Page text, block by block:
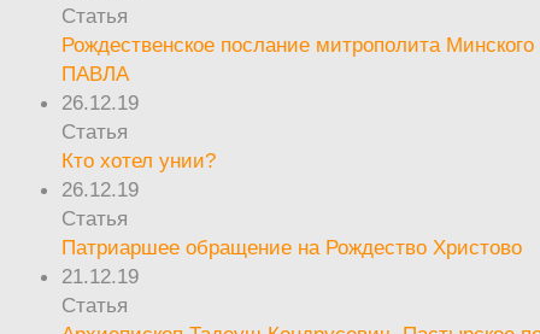
Статья
Рождественское послание митрополита Минского
ПАВЛА
26.12.19
Статья
Кто хотел унии?
26.12.19
Статья
Патриаршее обращение на Рождество Христово
21.12.19
Статья